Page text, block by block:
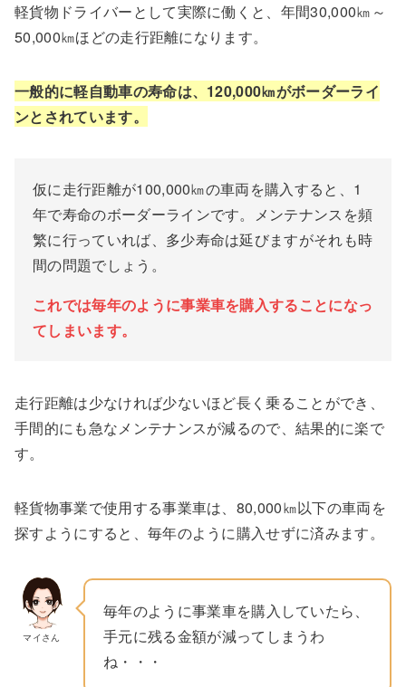
軽貨物ドライバーとして実際に働くと、年間30,000㎞～
50,000㎞ほどの走行距離になります。
一般的に軽自動車の寿命は、 120,000㎞がボーダーライ
ンとされています。
仮に走行距離が100,000㎞の車両を購入すると、1
年で寿命のボーダーラインです。メンテナンスを頻
繁に行っていれば、多少寿命は延びますがそれも時
間の問題でしょう。
これでは毎年のように事業車を購入することになっ
てしまいます。
走行距離は少なければ少ないほど長く乗ることができ、
手間的にも急なメンテナンスが減るので、結果的に楽で
す。
軽貨物事業で使用する事業車は、80,000㎞以下の車両を
探すようにすると、毎年のように購入せずに済みます。
マイさん
毎年のように事業車を購入していたら、
手元に残る金額が減ってしまうわ
ね・・・